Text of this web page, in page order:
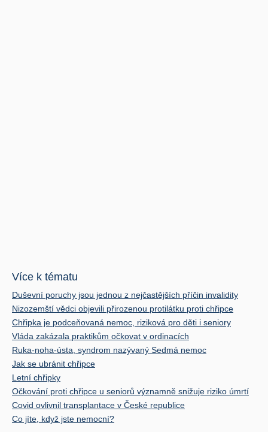
Více k tématu
Duševní poruchy jsou jednou z nejčastějších příčin invalidity
Nizozemští vědci objevili přirozenou protilátku proti chřipce
Chřipka je podceňovaná nemoc, riziková pro děti i seniory
Vláda zakázala praktikům očkovat v ordinacích
Ruka-noha-ústa, syndrom nazývaný Sedmá nemoc
Jak se ubránit chřipce
Letní chřipky
Očkování proti chřipce u seniorů významně snižuje riziko úmrtí
Covid ovlivnil transplantace v České republice
Co jíte, když jste nemocní?